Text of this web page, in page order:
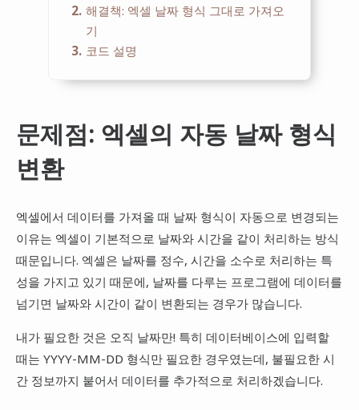
2 해결책: 엑셀 날짜 형식 그대로 가져오
기
3 코드 설명
문제점: 엑셀의 자동 날짜 형식
변환
엑셀에서 데이터를 가져올 때 날짜 형식이 자동으로 변경되는
이유는 엑셀이 기본적으로 날짜와 시간을 같이 처리하는 방식
때문입니다. 엑셀은 날짜를 정수, 시간을 소수로 처리하는 특
성을 가지고 있기 때문에, 날짜를 다루는 프로그램에 데이터를
넘기면 날짜와 시간이 같이 변환되는 경우가 많습니다.
내가 필요한 것은 오직 날짜만! 특히 데이터베이스에 입력할
때는 YYYY-MM-DD 형식만 필요한 경우였는데, 불필요한 시
간 정보까지 붙어서 데이터를 추가적으로 처리하겠습니다.